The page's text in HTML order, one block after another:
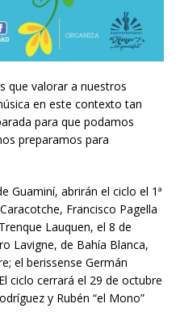
que valorar a nuestros
en este contexto tan
para que podamos
preparamos para
Guaminí, abrirán el ciclo el 1ª
Francisco Pagella
Lauquen, el 8 de
Lavigne, de Bahía Blanca,
el berissense Germán
ciclo cerrará el 29 de octubre
y Rubén “el Mono”